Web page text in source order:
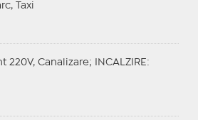
Taxi
220V, Canalizare; INCALZIRE :